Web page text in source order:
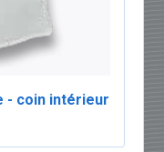
- coin intérieur